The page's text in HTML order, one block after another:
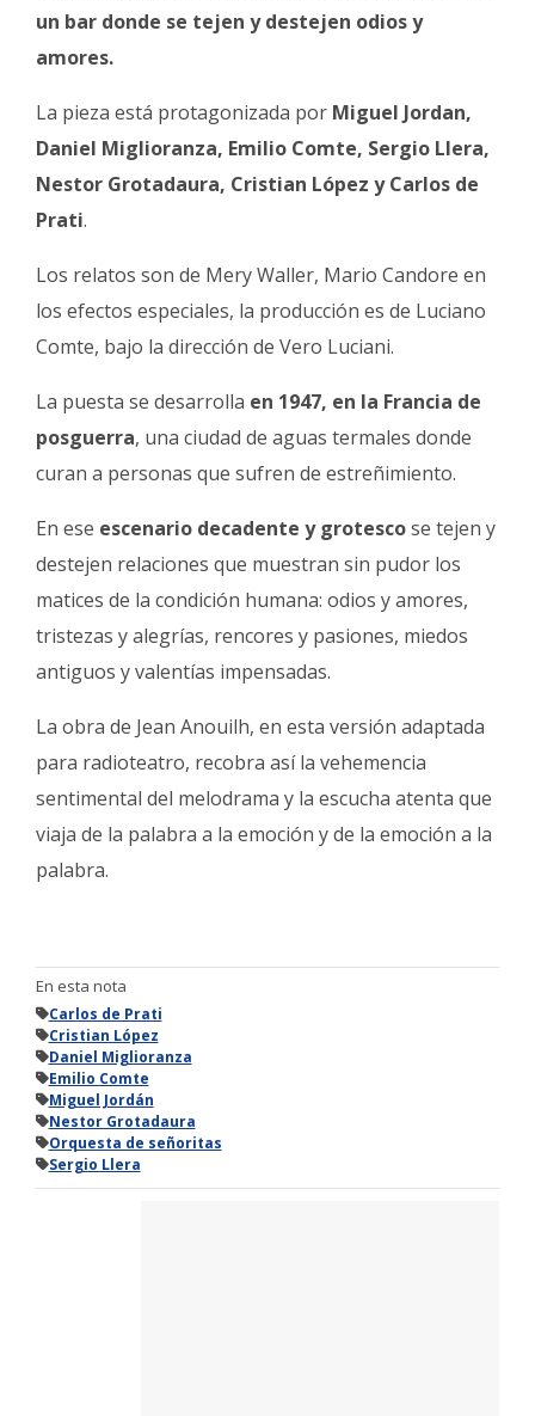
un bar donde se tejen y destejen odios y
amores.
La pieza está protagonizada por Miguel Jordan,
Daniel Miglioranza, Emilio Comte, Sergio Llera,
Nestor Grotadaura, Cristian López y Carlos de
Prati.
Los relatos son de Mery Waller, Mario Candore en
los efectos especiales, la producción es de Luciano
Comte, bajo la dirección de Vero Luciani.
La puesta se desarrolla en 1947, en la Francia de
posguerra, una ciudad de aguas termales donde
curan a personas que sufren de estreñimiento.
En ese escenario decadente y grotescose tejen y
destejen relaciones que muestran sin pudor los
matices de la condición humana: odios y amores,
tristezas y alegrías, rencores y pasiones, miedos
antiguos y valentías impensadas.
La obra de Jean Anouilh, en esta versión adaptada
para radioteatro, recobra así la vehemencia
sentimental del melodrama y la escucha atenta que
viaja de la palabra a la emoción y de la emoción a la
palabra.
En esta nota
Carlos de Prati
Cristian López
Daniel Miglioranza
Emilio Comte
Miguel Jordán
Nestor Grotadaura
Orquesta de señoritas
Sergio Llera